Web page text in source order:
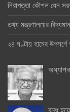
নিরাপত্তা কৌশল যেন
তথ্য মন্ত্রণালয়ের
২৪ ঘণ্টায় হামের